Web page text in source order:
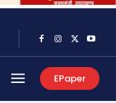
EPaper